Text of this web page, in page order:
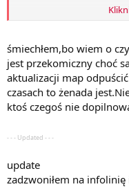
Olbrzymie braki w mapach
Mam nadzieję że FCA
wszystkich.
śmiechłem,bo wiem o
jest przekomiczny choć
aktualizacji map
czasach to żenada
ktoś czegoś nie
- - - Updated - - -
update
zadzwoniłem na